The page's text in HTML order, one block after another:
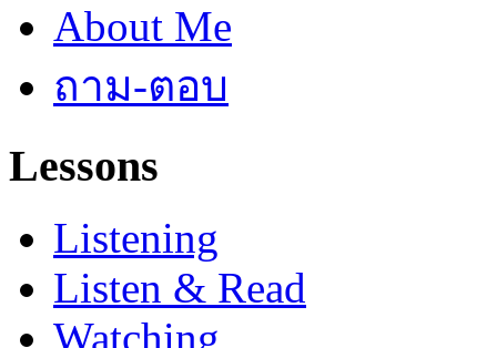
About Me
ถาม-ตอบ
Lessons
Listening
Listen & Read
Watching